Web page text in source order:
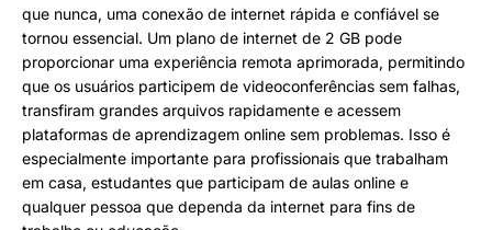
que nunca, uma conexão de internet rápida e confiável se
tornou essencial. Um plano de internet de 2 GB pode
proporcionar uma experiência remota aprimorada, permitindo
que os usuários participem de videoconferências sem falhas,
transfiram grandes arquivos rapidamente e acessem
plataformas de aprendizagem online sem problemas. Isso é
especialmente importante para profissionais que trabalham
em casa, estudantes que participam de aulas online e
qualquer pessoa que dependa da internet para fins de